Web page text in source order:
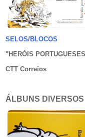
SELOS/BLOCOS
"HERÓIS
CTT Correios
ÁLBUNS DIVERSOS